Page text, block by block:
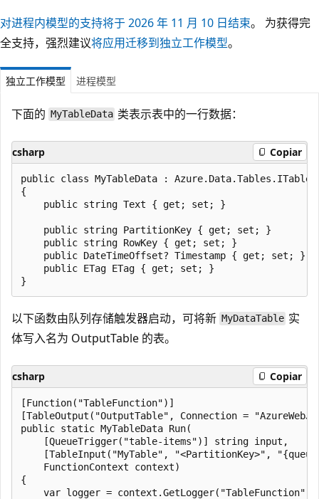
对进程内模型的支持将于 2026 年 11 月 10 日结束。 为获得完
全支持，强烈建议将应用迁移到独立工作模型。
独立工作模型 进程模型
下面的 MyTableData 类表示表中的一行数据：
csharp Copiar
public class MyTableData :
{
    public string Text { get; set; }
    public string PartitionKey { get; set; }
    public string RowKey { get; set; }
    public DateTimeOffset? Timestamp { get; set; }
    public ETag ETag { get; set; }
以下函数由队列存储触发器启动，可将新 MyDataTable 实
体写入名为 OutputTable 的表。
csharp Copiar
[Function("TableFunction")]
[TableOutput("OutputTable", Connection =
public static MyTableData Run(
    [QueueTrigger("table-items")] string input,
[TableInput("MyTable", "<PartitionKey>",
    FunctionContext context)
{
    var logger = context.GetLogger("TableFunction");